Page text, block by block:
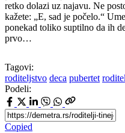
retko dolazi uz najavu. Ne
kažete: „E, sad je počelo.“
ponekad toliko suptilno da ih
prvo…
Tagovi:
roditeljstvo deca pubertet
Podeli:
Copied